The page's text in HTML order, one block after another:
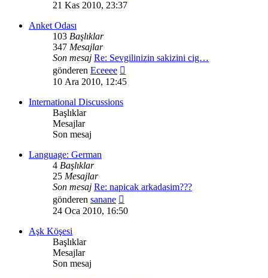
mesajı
21 Kas 2010, 23:37
Anket Odası
103 Başlıklar
347 Mesajlar
Son mesaj Re: Sevgilinizin sakizini cig…
gönderen Eceeee
mesajı
10 Ara 2010, 12:45
International Discussions
Başlıklar
Mesajlar
Son mesaj
Language: German
4 Başlıklar
25 Mesajlar
Son mesaj Re: napicak arkadasim???
gönderen sanane
mesajı
24 Oca 2010, 16:50
Aşk Köşesi
Başlıklar
Mesajlar
Son mesaj